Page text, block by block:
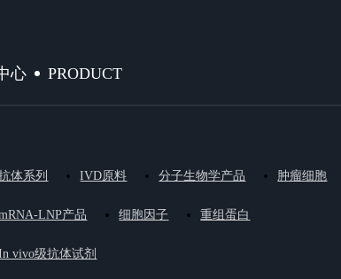
心 PRODUCT
体系列 IVD原料 分子生物学产品 肿瘤细胞
LNP产品 细胞因子 重组蛋白
vivo级抗体试剂